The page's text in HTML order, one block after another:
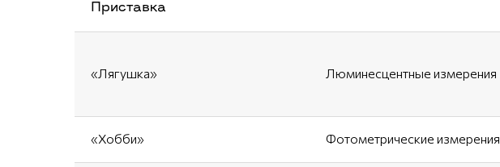
Приставка
«Лягушка» Люминесцентные измерения
«Хобби» Фотометрические измерения